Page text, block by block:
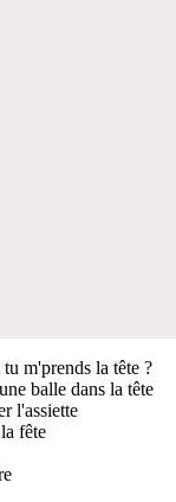
m'prends la tête ?
balle dans la tête
l'assiette
fête